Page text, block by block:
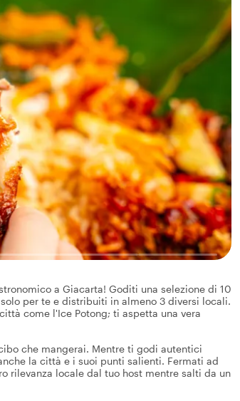
a Giacarta! Goditi una selezione di 10
per te e distribuiti in almeno 3 diversi locali.
come l'Ice Potong; ti aspetta una vera
che mangerai. Mentre ti godi autentici
la città e i suoi punti salienti. Fermati ad
rilevanza locale dal tuo host mentre salti da un